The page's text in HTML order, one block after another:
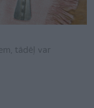
tādēļ var